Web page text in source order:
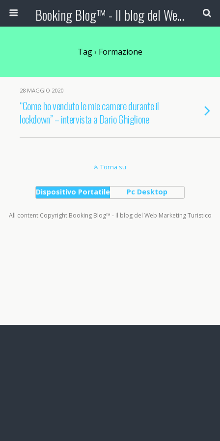
Booking Blog™ - Il blog del Web Marketing Turistico
Tag › Formazione
28 MAGGIO 2020
“Come ho venduto le mie camere durante il
lockdown” – intervista a Dario Ghiglione
Torna su
Dispositivo Portatile Pc Desktop
All content Copyright Booking Blog™ - Il blog del Web Marketing Turistico